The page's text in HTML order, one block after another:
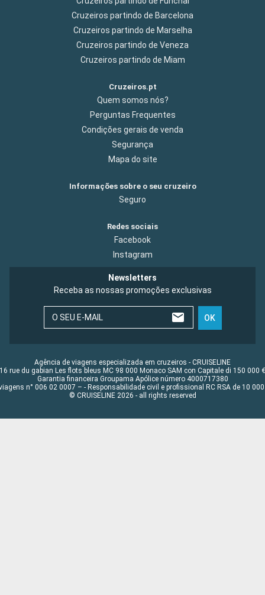
Cruzeiros partindo de Barcelona
Cruzeiros partindo de Marselha
Cruzeiros partindo de Veneza
Cruzeiros partindo de Miam
Cruzeiros.pt
Quem somos nós?
Perguntas Frequentes
Condições gerais de venda
Segurança
Mapa do site
Informações sobre o seu cruzeiro
Seguro
Redes sociais
Facebook
Instagram
Newsletters
Receba as nossas promoções exclusivas
O SEU E-MAIL OK
Agência de viagens especializada em cruzeiros - CRUISELINE
16 rue du gabian Les flots bleus MC 98 000 Monaco SAM con Capitale di 150 000 €
Garantia financeira Groupama Apólice número 4000717380
n° 006 02 0007 – - Responsabilidade civil e profissional RC RSA de 10 000
© CRUISELINE 2026 - all rights reserved